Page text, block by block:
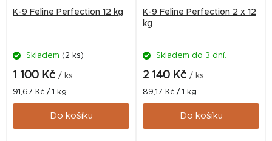
K-9 Feline Perfection 12 kg
Skladem (2 ks)
1 100 Kč / ks
Měrná
cena:
91,67 Kč / 1 kg
Do košíku
K-9 Feline Perfection 2 x 12
kg
Skladem do 3 dní.
2 140 Kč / ks
Měrná
cena:
89,17 Kč / 1 kg
Do košíku